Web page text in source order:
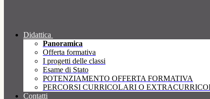
Didattica
Panoramica
Offerta formativa
I progetti delle classi
Esame di Stato
POTENZIAMENTO OFFERTA FORMATIVA
PERCORSI CURRICOLARI O
Contatti